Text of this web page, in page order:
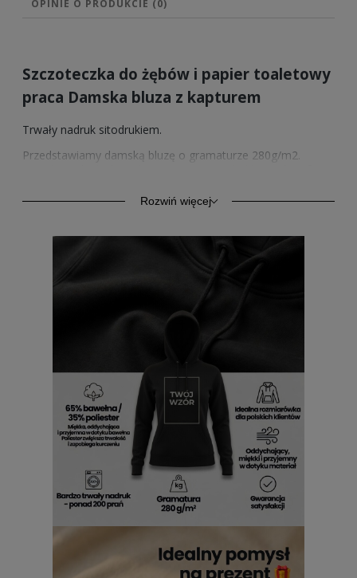
OPINIE O PRODUKCIE (0)
Szczoteczka do żębów i papier toaletowy
praca Damska bluza z kapturem
Trwały nadruk sitodrukiem.
Przedstawiamy damską bluzę o gramaturze 280g/m2.
znajduje zastosowanie również jako odzież sportowa.
Kangurkowa kieszeń, rękawy i dół ze ściągaczem.
Sprzedawane przez nas wzory nadruków posiadamy
również w wersji na bluzach z kapturem w 4 kolorach.
Rozwiń więcej